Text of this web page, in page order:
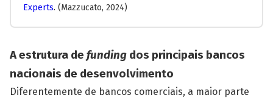
Experts. (Mazzucato, 2024)
A estrutura de funding dos principais bancos
nacionais de desenvolvimento
Diferentemente de bancos comerciais, a maior parte